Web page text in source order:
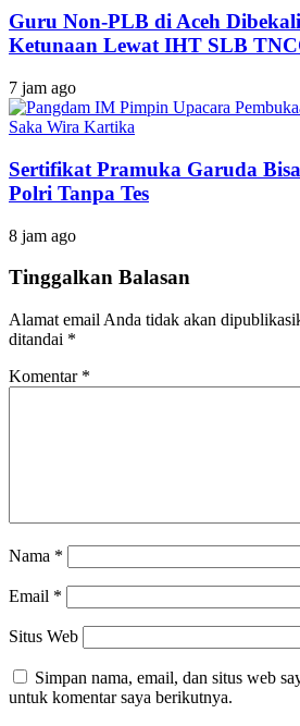
Guru Non-PLB di Aceh
Ketunaan Lewat IHT SLB
7 jam ago
Sertifikat Pramuka Garuda
Polri Tanpa Tes
8 jam ago
Tinggalkan Balasan
Alamat email Anda tidak akan
ditandai *
Komentar *
Nama *
Email *
Situs Web
Simpan nama, email, dan situs web
untuk komentar saya berikutnya.